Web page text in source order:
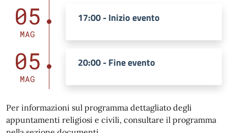
05
MAG
17:00 - Inizio evento
05
MAG
20:00 - Fine evento
Per informazioni sul programma dettagliato degli
appuntamenti religiosi e civili, consultare il programma